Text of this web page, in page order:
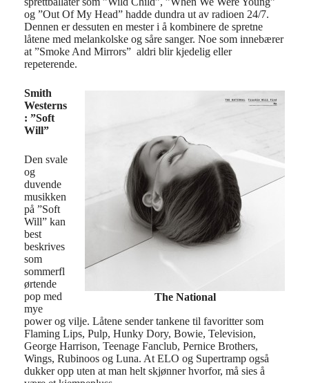
og ”Out Of My Head” hadde dundra ut av radioen 24/7.
Dennen er dessuten en mester i å kombinere de spretne
låtene med melankolske og såre sanger. Noe som innebærer
at ”Smoke And Mirrors” aldri blir kjedelig eller
repeterende.
The National
Smith
Westerns
: ”Soft
Will”
Den svale
og
duvende
musikken
på ”Soft
Will” kan
best
beskrives
som
sommerfl
ørtende
pop med
mye
power og vilje. Låtene sender tankene til favoritter som
Flaming Lips, Pulp, Hunky Dory, Bowie, Television,
George Harrison, Teenage Fanclub, Pernice Brothers,
Wings, Rubinoos og Luna. At ELO og Supertramp også
dukker opp uten at man helt skjønner hvorfor, må sies å